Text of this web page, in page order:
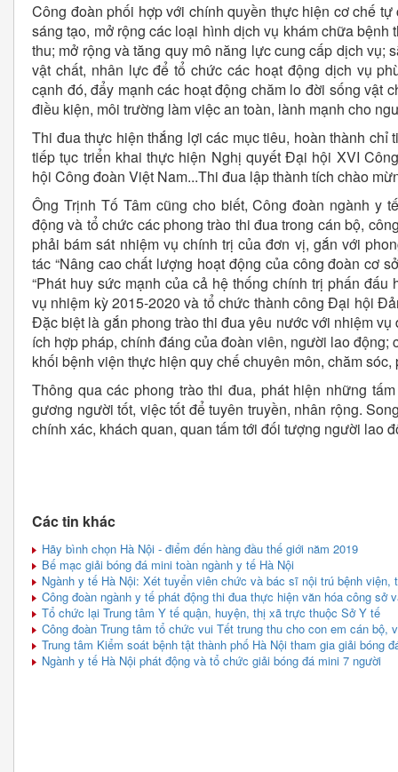
Công đoàn phối hợp với chính quyền thực hiện cơ chế
sáng tạo, mở rộng các loại hình dịch vụ khám chữa bệnh
thu; mở rộng và tăng quy mô năng lực cung cấp dịch vụ;
vật chất, nhân lực để tổ chức các hoạt động dịch vụ
cạnh đó, đẩy mạnh các hoạt động chăm lo đời sống vật
điều kiện, môi trường làm việc an toàn, lành mạnh cho
Thi đua thực hiện thắng lợi các mục tiêu, hoàn thành
tiếp tục triển khai thực hiện Nghị quyết Đại hội XVI
hội Công đoàn Việt Nam...Thi đua lập thành tích chào
Ông Trịnh Tố Tâm cũng cho biết, Công đoàn ngành y
động và tổ chức các phong trào thi đua trong cán bộ,
phải bám sát nhiệm vụ chính trị của đơn vị, gắn với
tác “Nâng cao chất lượng hoạt động của công đoàn cơ
“Phát huy sức mạnh của cả hệ thống chính trị phấn
vụ nhiệm kỳ 2015-2020 và tổ chức thành công Đại hội
Đặc biệt là gắn phong trào thi đua yêu nước với nhiệm
ích hợp pháp, chính đáng của đoàn viên, người lao động;
khối bệnh viện thực hiện quy chế chuyên môn, chăm
Thông qua các phong trào thi đua, phát hiện những
gương người tốt, việc tốt để tuyên truyền, nhân rộng.
chính xác, khách quan, quan tấm tới đối tượng người lao
Các tin khác
Hãy bình chọn Hà Nội - điểm đến hàng đầu thế giới năm 2019
Bế mạc giải bóng đá mini toàn ngành y tế Hà Nội
Ngành y tế Hà Nội: Xét tuyển viên chức và bác sĩ nội trú bệnh viện,
Công đoàn ngành y tế phát động thi đua thực hiện văn hóa công sở
Tổ chức lại Trung tâm Y tế quận, huyện, thị xã trực thuộc Sở Y tế
Công đoàn Trung tâm tổ chức vui Tết trung thu cho con em cán bộ,
Trung tâm Kiểm soát bệnh tật thành phố Hà Nội tham gia giải bóng
Ngành y tế Hà Nội phát động và tổ chức giải bóng đá mini 7 người